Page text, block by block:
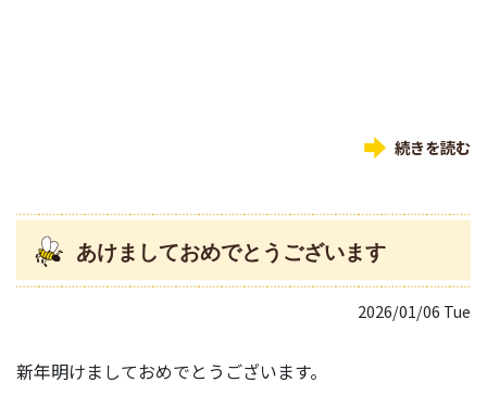
続きを読む
あけましておめでとうございます
2026/01/06 Tue
新年明けましておめでとうございます。